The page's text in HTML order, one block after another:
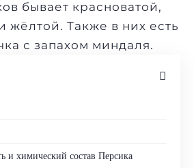
бывает красноватой,
жёлтой. Также в них есть
с запахом миндаля.
и химический состав Персика